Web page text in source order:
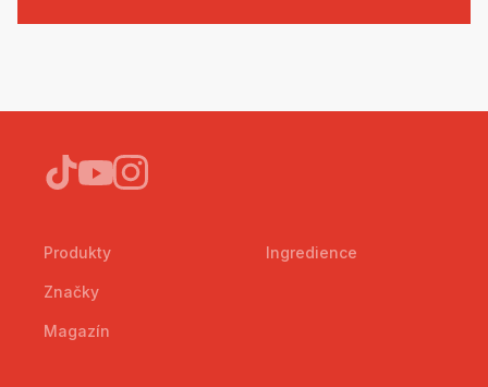
Produkty
Značky
Magazín
Ingredience